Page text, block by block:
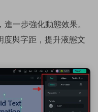
一步強化動態效果。
度與字距，提升液態文